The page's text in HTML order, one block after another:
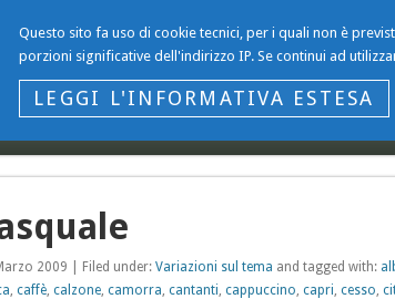
… di Gianni Gargano
2009 | Filed under: Variazioni sul tema and tagged with:
, caffè, calzone, camorra, cantanti, cappuccino, capri, cesso,
Questo sito fa uso di cookie tecnici, per i quali non è
porzioni significative dell'indirizzo IP. Se continui ad
LEGGI L'INFORMATIVA ESTESA